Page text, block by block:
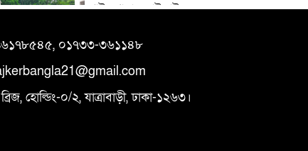
পাইকগাছায় বাইসাইকেল,
হাতীবান্ধা ও ফুলবাড়ী সীমান্তে
১৫ বিজিবির অভিযান: ৩৫৫
০১৭৩৩-৩৬১১৪৮
হোল্ডিং-০/২, যাত্রাবাড়ী, ঢাকা-১২৬৩।